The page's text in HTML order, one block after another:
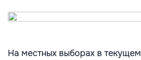
На местных выборах в